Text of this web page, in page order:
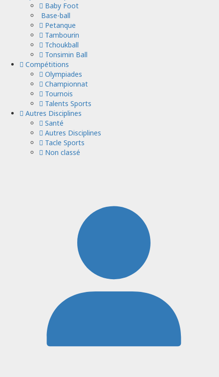
Baby Foot
Base-ball
Petanque
Tambourin
Tchoukball
Tonsimin Ball
Compétitions
Olympiades
Championnat
Tournois
Talents Sports
Autres Disciplines
Santé
Autres Disciplines
Tacle Sports
Non classé